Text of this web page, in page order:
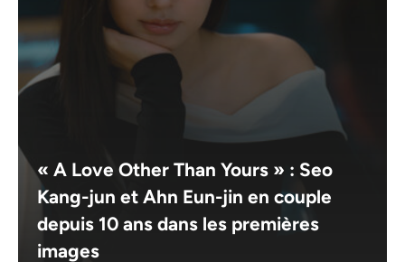
« A Love Other Than Yours » : Seo
Kang-jun et Ahn Eun-jin en couple
depuis 10 ans dans les premières
images